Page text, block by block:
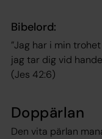
Bibelord:
”Jag har i min
jag tar dig vid
(Jes 42:6)
Doppärlan
Den vita pärlan